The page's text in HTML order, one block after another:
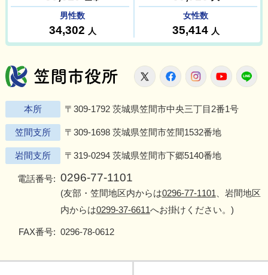
笠間市役所
X FacebookInstagram
本所 〒309-1792 茨城県笠間市中央三丁目2番1号
笠間支所 〒309-1698 茨城県笠間市笠間1532番地
岩間支所 〒319-0294 茨城県笠間市下郷5140番地
電話番号: 0296-77-1101
(友部・笠間地区内からは0296-77-1101 、岩間地区
内からは0299-37-6611へお掛けください。)
FAX番号: 0296-78-0612